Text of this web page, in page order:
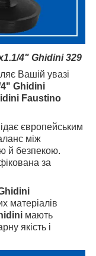
4" Ghidini 329
увазі
Ghidini
Faustino
європейським
між
й безпекою.
за
матеріалів
мають
якість і